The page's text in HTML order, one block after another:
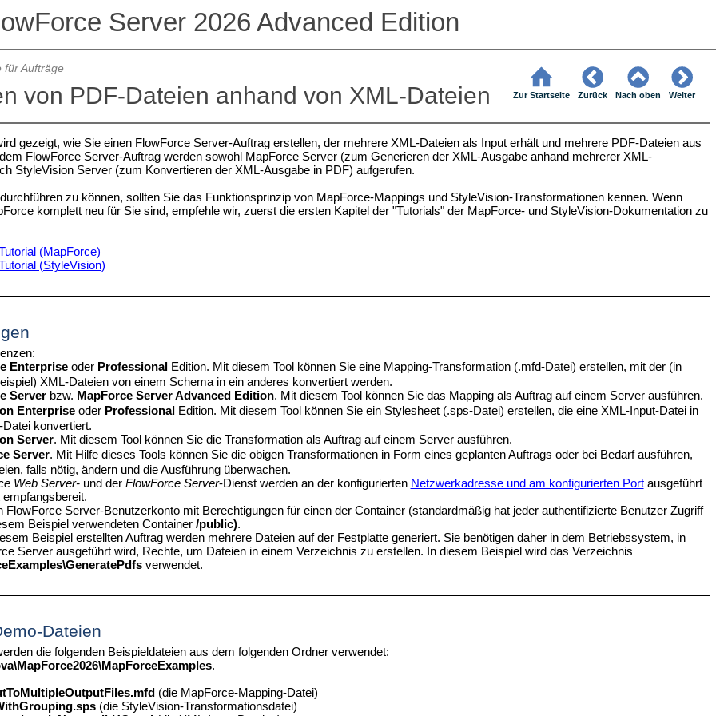
Server 2026 Advanced Edition
für Aufträge
von PDF-Dateien anhand von XML-Dateien Zur Startseite Zurück Nach oben Weiter
gezeigt, wie Sie einen FlowForce Server-Auftrag erstellen, der mehrere XML-Dateien als Input erhält und mehrere PDF-Dateien aus
FlowForce Server-Auftrag werden sowohl MapForce Server (zum Generieren der XML-Ausgabe anhand mehrerer XML-
StyleVision Server (zum Konvertieren der XML-Ausgabe in PDF) aufgerufen.
zu können, sollten Sie das Funktionsprinzip von MapForce-Mappings und StyleVision-Transformationen kennen. Wenn
komplett neu für Sie sind, empfehle wir, zuerst die ersten Kapitel der "Tutorials" der MapForce- und StyleVision-Dokumentation zu
(MapForce)
(StyleVision)
Enterprise oder Professional Edition. Mit diesem Tool können Sie eine Mapping-Transformation (.mfd-Datei) erstellen, mit der (in
XML-Dateien von einem Schema in ein anderes konvertiert werden.
Server bzw. MapForce Server Advanced Edition. Mit diesem Tool können Sie das Mapping als Auftrag auf einem Server ausführen.
Enterprise oder Professional Edition. Mit diesem Tool können Sie ein Stylesheet (.sps-Datei) erstellen, die eine XML-Input-Datei in
konvertiert.
Server. Mit diesem Tool können Sie die Transformation als Auftrag auf einem Server ausführen.
Server. Mit Hilfe dieses Tools können Sie die obigen Transformationen in Form eines geplanten Auftrags oder bei Bedarf ausführen,
falls nötig, ändern und die Ausführung überwachen.
Web Server-und der FlowForce Server-Dienst werden an der konfigurierten Netzwerkadresse und am konfigurierten Portausgeführt
FlowForce Server-Benutzerkonto mit Berechtigungen für einen der Container (standardmäßig hat jeder authentifizierte Benutzer Zugriff
Beispiel verwendeten Container /public).
Beispiel erstellten Auftrag werden mehrere Dateien auf der Festplatte generiert. Sie benötigen daher in dem Betriebssystem, in
Server ausgeführt wird, Rechte, um Dateien in einem Verzeichnis zu erstellen. In diesem Beispiel wird das Verzeichnis
verwendet.
Dateien
die folgenden Beispieldateien aus dem folgenden Ordner verwendet:
2026\MapForceExamples.
(die MapForce-Mapping-Datei)
(die StyleVision-Transformationsdatei)